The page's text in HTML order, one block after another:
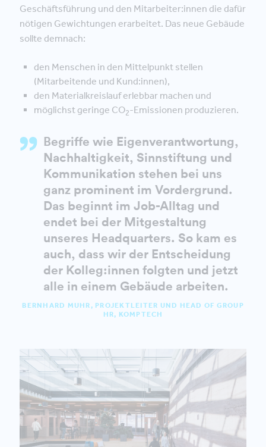
Geschäftsführung und den Mitarbeiter:innen die dafür
nötigen Gewichtungen erarbeitet. Das neue Gebäude
sollte demnach:
den Menschen in den Mittelpunkt stellen
(Mitarbeitende und Kund:innen),
den Materialkreislauf erlebbar machen und
möglichst geringe CO2-Emissionen produzieren.
Begriffe wie Eigenverantwortung,
Nachhaltigkeit, Sinnstiftung und
Kommunikation stehen bei uns
ganz prominent im Vordergrund.
Das beginnt im Job-Alltag und
endet bei der Mitgestaltung
unseres Headquarters. So kam es
auch, dass wir der Entscheidung
der Kolleg:innen folgten und jetzt
alle in einem Gebäude arbeiten.
BERNHARD MUHR, PROJEKTLEITER UND HEAD OF GROUP
HR, KOMPTECH